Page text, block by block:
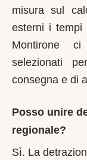
misura sul
esterni i tempi
Montirone
selezionati
consegna e di
Posso unire
regionale?
Sì. La